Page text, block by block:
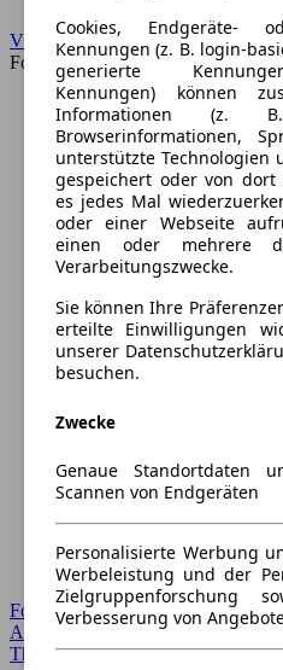
VW
Forum
Forum Startseite
Alle Auto-Foren
Themen-Forum
Cookies, Endgeräte-
Kennungen (z. B. login-
generierte
Kennungen) können
Informationen (z.
Browserinformationen,
unterstützte Technologien
gespeichert oder von dort
es jedes Mal
oder einer Webseite
einen oder mehrere
Verarbeitungszwecke.
Sie können Ihre
erteilte Einwilligungen
unserer
besuchen.
Zwecke
Genaue Standortdaten
Scannen von Endgeräten
Personalisierte Werbung
Werbeleistung und der
Zielgruppenforschung
Verbesserung von